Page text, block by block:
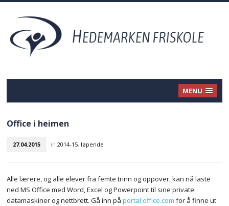
MENU
Office i heimen
27.04.2015 in2014-15, løpende
Alle lærere, og alle elever fra femte trinn og oppover, kan nå laste
ned MS Office med Word, Excel og Powerpoint til sine private
datamaskiner og nettbrett. Gå inn påportal.office.com for å finne ut